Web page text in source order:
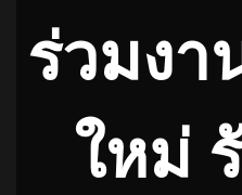
ร่วมง
ใหม่